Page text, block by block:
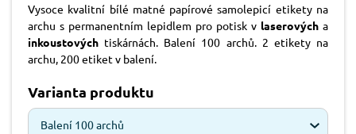
Vysoce kvalitní bílé matné papírové samolepicí etikety na
archu s permanentním lepidlem pro potisk v laserových a
inkoustových tiskárnách. Balení 100 archů. 2 etikety na
archu, 200 etiket v balení.
Varianta produktu
Balení 100 archů